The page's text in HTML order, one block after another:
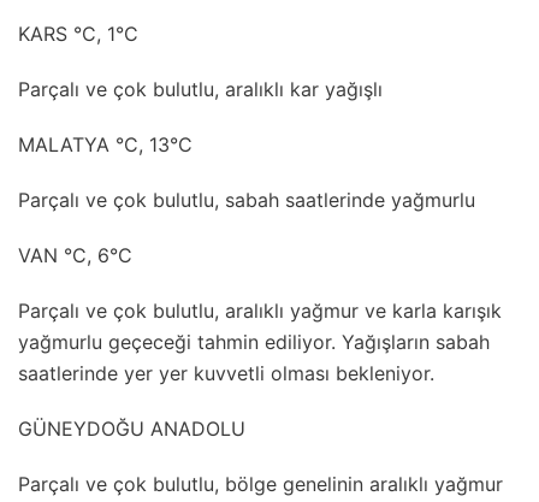
KARS °C, 1°C
Parçalı ve çok bulutlu, aralıklı kar yağışlı
MALATYA °C, 13°C
Parçalı ve çok bulutlu, sabah saatlerinde yağmurlu
VAN °C, 6°C
Parçalı ve çok bulutlu, aralıklı yağmur ve karla karışık
yağmurlu geçeceği tahmin ediliyor. Yağışların sabah
saatlerinde yer yer kuvvetli olması bekleniyor.
GÜNEYDOĞU ANADOLU
Parçalı ve çok bulutlu, bölge genelinin aralıklı yağmur